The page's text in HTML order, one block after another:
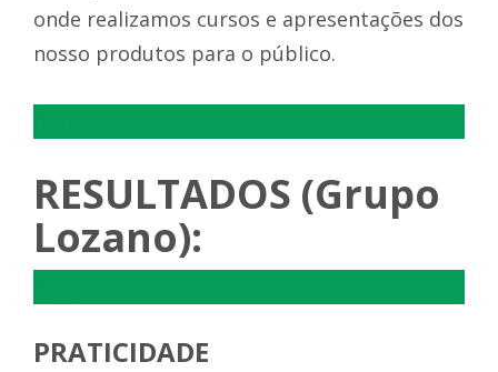
onde realizamos cursos e apresentações dos
nosso produtos para o público.
RESULTADOS (Grupo
Lozano):
PRATICIDADE